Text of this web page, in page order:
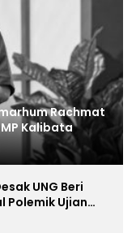
Rachmat
Kalibata
UNG Beri
Polemik Ujian